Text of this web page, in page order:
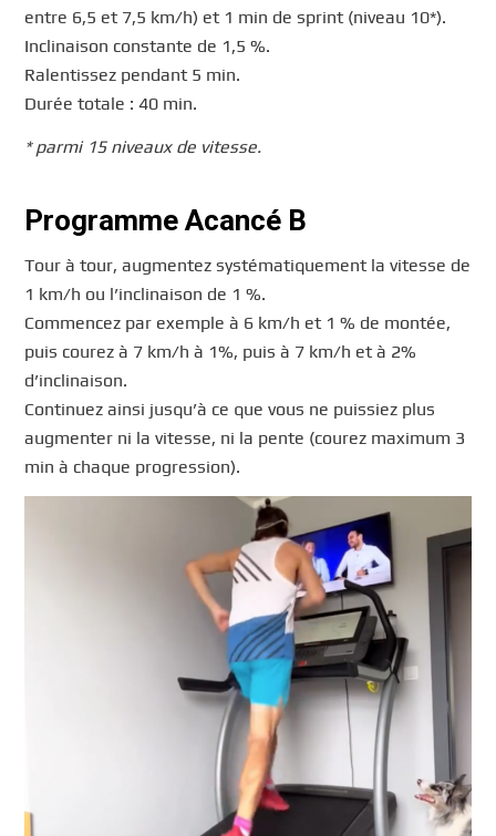
entre 6,5 et 7,5 km/h) et 1 min de sprint (niveau 10*).
Inclinaison constante de 1,5 %.
Ralentissez pendant 5 min.
Durée totale : 40 min.
* parmi 15 niveaux de vitesse.
Programme Acancé B
Tour à tour, augmentez systématiquement la vitesse de
1 km/h ou l’inclinaison de 1 %.
Commencez par exemple à 6 km/h et 1 % de montée,
puis courez à 7 km/h à 1%, puis à 7 km/h et à 2%
d’inclinaison.
Continuez ainsi jusqu’à ce que vous ne puissiez plus
augmenter ni la vitesse, ni la pente (courez maximum 3
min à chaque progression).